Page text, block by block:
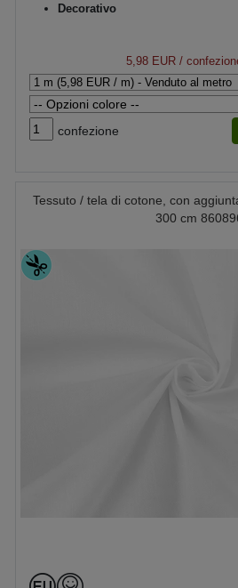
Decorativo
5,98 EUR/
confezione
Tessuto / tela di cotone, con
300 cm